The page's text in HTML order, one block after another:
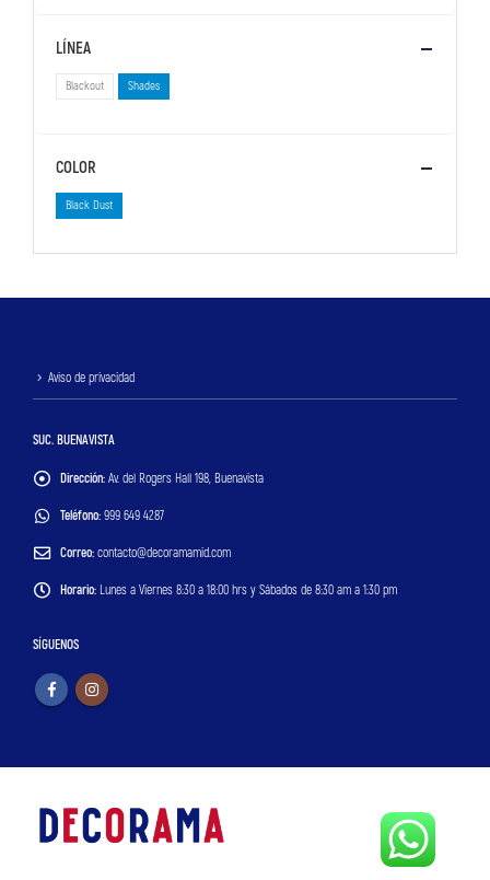
LÍNEA
Blackout Shades
COLOR
Black Dust
Aviso de privacidad
SUC. BUENAVISTA
Dirección: Av. del Rogers Hall 198, Buenavista
Teléfono: 999 649 4287
Correo: contacto@decoramamid.com
Horario: Lunes a Viernes 8:30 a 18:00 hrs y Sábados de 8:30 am a 1:30 pm
SÍGUENOS